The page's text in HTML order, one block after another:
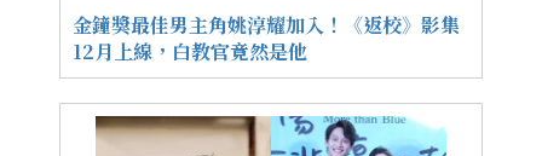
金鐘獎最佳男主角姚淳耀加入！《返校》影集
12月上線，白教官竟然是他